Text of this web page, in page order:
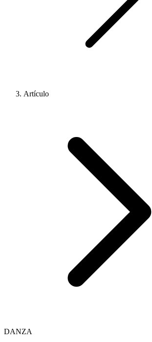
Artículo
DANZA